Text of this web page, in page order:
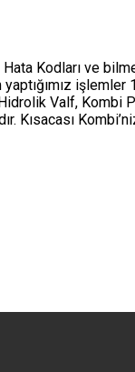
Hata Kodları ve
işlemler
Hidrolik Valf,
Kısacası